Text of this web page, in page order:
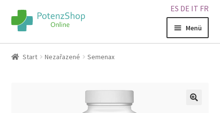
ES DE IT FR
Menü
Home
Start Nezařazené Semenax